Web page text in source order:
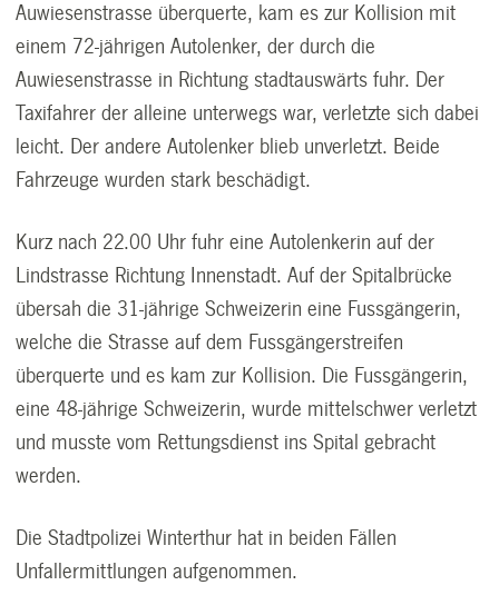
Auwiesenstrasse überquerte, kam es zur Kollision mit
einem 72-jährigen Autolenker, der durch die
Auwiesenstrasse in Richtung stadtauswärts fuhr. Der
Taxifahrer der alleine unterwegs war, verletzte sich dabei
leicht. Der andere Autolenker blieb unverletzt. Beide
Fahrzeuge wurden stark beschädigt.
Kurz nach 22.00 Uhr fuhr eine Autolenkerin auf der
Lindstrasse Richtung Innenstadt. Auf der Spitalbrücke
übersah die 31-jährige Schweizerin eine Fussgängerin,
welche die Strasse auf dem Fussgängerstreifen
überquerte und es kam zur Kollision. Die Fussgängerin,
eine 48-jährige Schweizerin, wurde mittelschwer verletzt
und musste vom Rettungsdienst ins Spital gebracht
werden.
Die Stadtpolizei Winterthur hat in beiden Fällen
Unfallermittlungen aufgenommen.